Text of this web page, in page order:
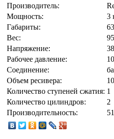
Производитель:
Мощность:
3
Габариты:
Вес:
Напряжение:
Рабочее давление:
Соединение:
Объем ресивера:
Количество ступеней сжатия: 1
Количество цилиндров:
2
Производительность: